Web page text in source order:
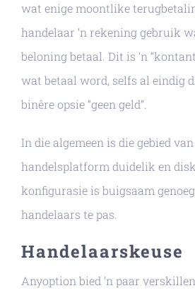
wat enige moontlike
handelaar ‘n rekening gebruik
beloning betaal. Dit is ‘n
wat betaal word, selfs al eindig
binêre opsie “geen geld”.
In die algemeen is die gebied
handelsplatform duidelik en
konfigurasie is buigsaam
handelaars te pas.
Handelaarskeuse
Anyoption bied ‘n paar